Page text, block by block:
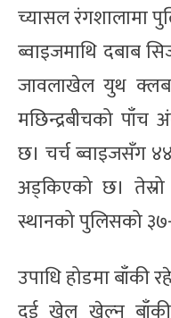
च्यासल रंगशालामा
ब्वाइजमाथि दबाब
जावलाखेल युथ
मछिन्द्रबीचको
छ। चर्च ब्वाइजसँग
अड्किएको छ।
स्थानको पुलिसको
उपाधि होडमा बाँकी